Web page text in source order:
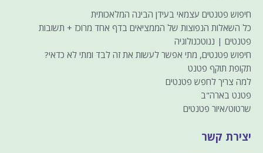
חיפוש פטנטים עצמאי בעידן הבינה המלאכותית
כל השאלות הנפוצות של הממציאים בדף אחד מרוכז + תשובות
פטנטים | ננוטכנולוגיה
חיפוש פטנטים, מתי אפשר לעשות את זה לבד ומתי לא כדאי?
תקופת תוקף פטנט
למה צריך לחפש פטנטים
פטנט בארה"ב
שרטוט/איור פטנטים
יצירת קשר